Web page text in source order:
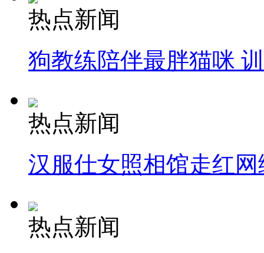
热点新闻
狗教练陪伴最胖猫咪
热点新闻
汉服仕女照相馆走红网
热点新闻